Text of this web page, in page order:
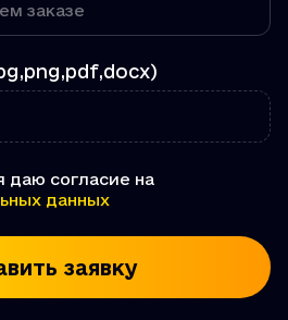
даю согласие на
данных
заявку